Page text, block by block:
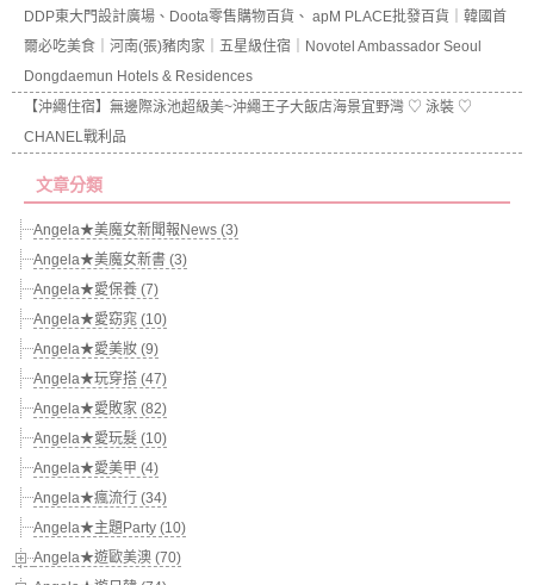
DDP東大門設計廣場、Doota零售購物百貨、 apM PLACE批發百貨｜韓國首
爾必吃美食｜河南(張)豬肉家｜五星級住宿｜Novotel Ambassador Seoul
Dongdaemun Hotels & Residences
【沖繩住宿】無邊際泳池超級美~沖繩王子大飯店海景宜野灣 ♡ 泳裝 ♡
CHANEL戰利品
文章分類
Angela★美魔女新聞報News (3)
Angela★美魔女新書 (3)
Angela★愛保養 (7)
Angela★愛窈窕 (10)
Angela★愛美妝 (9)
Angela★玩穿搭 (47)
Angela★愛敗家 (82)
Angela★愛玩髮 (10)
Angela★愛美甲 (4)
Angela★瘋流行 (34)
Angela★主題Party (10)
Angela★遊歐美澳 (70)